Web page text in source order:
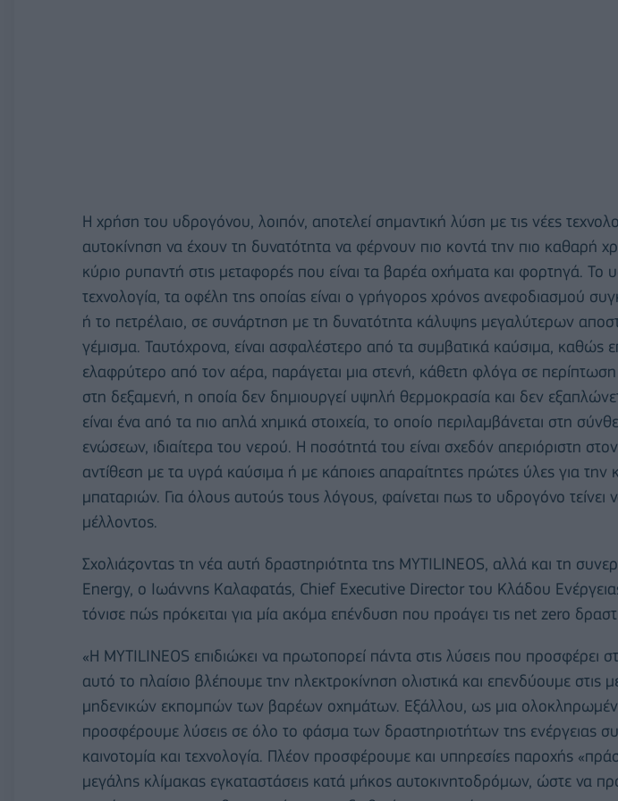
Η χρήση του υδρογόνου, λοιπόν, αποτελεί σημαντική λύση με τις νέες
αυτοκίνηση να έχουν τη δυνατότητα να φέρνουν πιο κοντά την πιο καθαρή
κύριο ρυπαντή στις μεταφορές που είναι τα βαρέα οχήματα και φορτηγά. Το
τεχνολογία, τα οφέλη της οποίας είναι ο γρήγορος χρόνος ανεφοδιασμού
ή το πετρέλαιο, σε συνάρτηση με τη δυνατότητα κάλυψης μεγαλύτερων
γέμισμα. Ταυτόχρονα, είναι ασφαλέστερο από τα συμβατικά καύσιμα, καθώς
ελαφρύτερο από τον αέρα, παράγεται μια στενή, κάθετη φλόγα σε
στη δεξαμενή, η οποία δεν δημιουργεί υψηλή θερμοκρασία και δεν
είναι ένα από τα πιο απλά χημικά στοιχεία, το οποίο περιλαμβάνεται στη
ενώσεων, ιδιαίτερα του νερού. Η ποσότητά του είναι σχεδόν απεριόριστη
αντίθεση με τα υγρά καύσιμα ή με κάποιες απαραίτητες πρώτες ύλες για την
μπαταριών. Για όλους αυτούς τους λόγους, φαίνεται πως το υδρογόνο τείνει
μέλλοντος.
Σχολιάζοντας τη νέα αυτή δραστηριότητα της MYTILINEOS, αλλά και τη
Energy, o Ιωάννης Καλαφατάς, Chief Executive Director του Κλάδου Ενέργειας
τόνισε πώς πρόκειται για μία ακόμα επένδυση που προάγει τις net zero
«Η MYTILINEOS επιδιώκει να πρωτοπορεί πάντα στις λύσεις που προσφέρει
αυτό το πλαίσιο βλέπουμε την ηλεκτροκίνηση ολιστικά και επενδύουμε στις
μηδενικών εκπομπών των βαρέων οχημάτων. Εξάλλου, ως μια ολοκληρωμένη
προσφέρουμε λύσεις σε όλο το φάσμα των δραστηριοτήτων της ενέργειας
καινοτομία και τεχνολογία. Πλέον προσφέρουμε και υπηρεσίες παροχής
μεγάλης κλίμακας εγκαταστάσεις κατά μήκος αυτοκινητοδρόμων, ώστε να